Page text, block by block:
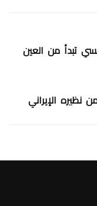
تبدأ من العين
نظيره الإيراني